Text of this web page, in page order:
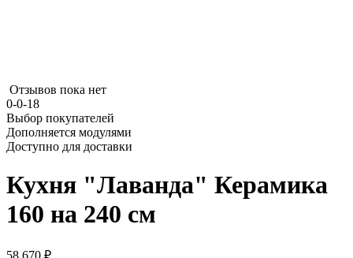
Отзывов пока нет
0-0-18
Выбор покупателей
Дополняется модулями
Доступно для доставки
Кухня "Лаванда" Керамика
160 на 240 см
58 670 ₽